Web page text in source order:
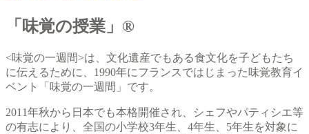
「味覚の授業」®
<味覚の一週間>は、文化遺産でもある食文化を子どもたち
に伝えるために、1990年にフランスではじまった味覚教育イ
ベント「味覚の一週間」です。
2011年秋から日本でも本格開催され、シェフやパティシエ等
の有志により、全国の小学校3年生、4年生、5年生を対象に